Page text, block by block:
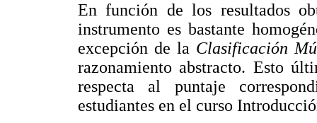
En función de los resultados
instrumento es bastante
excepción de la Clasificación
razonamiento abstracto. Esto
respecta al puntaje
estudiantes en el curso